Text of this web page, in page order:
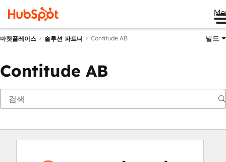
마켓플레이스 솔루션 파트너 Contitude AB 빌드
Contitude AB